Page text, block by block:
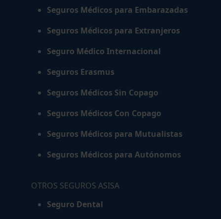
Seguros Médicos para Embarazadas
Seguros Médicos para Extranjeros
Seguro Médico Internacional
Seguros Erasmus
Seguros Médicos Sin Copago
Seguros Médicos Con Copago
Seguros Médicos para Mutualistas
Seguros Médicos para Autónomos
OTROS SEGUROS ASISA
Seguro Dental